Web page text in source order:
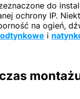
do
ochrony IP.
na ogień,
i